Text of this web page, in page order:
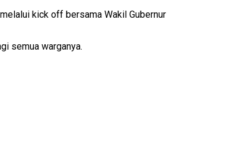
kick off bersama Wakil Gubernur
semua warganya.